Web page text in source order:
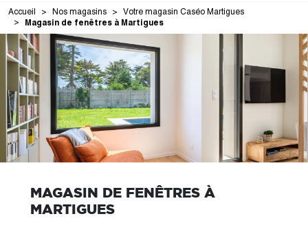
Accueil Nos magasins Votre magasin Caséo Martigues
Magasin de fenêtres à Martigues
MAGASIN DE FENÊTRES À
MARTIGUES